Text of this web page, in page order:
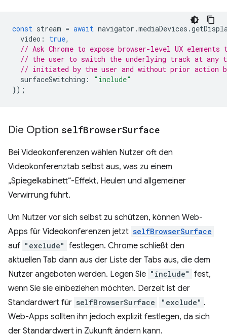
const stream = await navigator .mediaDevices .
video : true,
// Ask Chrome to expose browser-level UX
// the user to switch the underlying track at any
// initiated by the user and without prior action
surfaceSwitching :
"include"
});
Die Option selfBrowserSurface
Bei Videokonferenzen wählen Nutzer oft den
Videokonferenztab selbst aus, was zu einem
„Spiegelkabinett“-Effekt, Heulen und allgemeiner
Verwirrung führt.
Um Nutzer vor sich selbst zu schützen, können Web-
Apps für Videokonferenzen jetzt selfBrowserSurface
auf "exclude" festlegen. Chrome schließt den
aktuellen Tab dann aus der Liste der Tabs aus, die dem
Nutzer angeboten werden. Legen Sie "include" fest,
wenn Sie sie einbeziehen möchten. Derzeit ist der
Standardwert für selfBrowserSurface "exclude" .
Web-Apps sollten ihn jedoch explizit festlegen, da sich
der Standardwert in Zukunft ändern kann.